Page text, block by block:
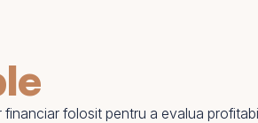
folosit pentru a evalua